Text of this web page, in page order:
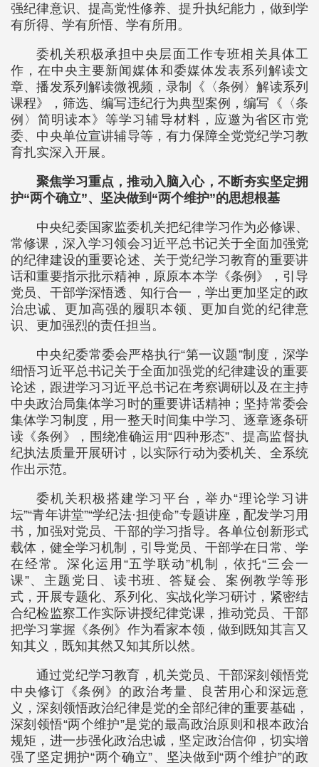
强纪律意识、提高党性修养、提升执纪能力，做到学
有所得、学有所悟、学有所用。
委机关积极承担中央层面工作专班相关具体工
作，在中央主要新闻媒体和委媒体发表系列解读文
章、播发系列解读微视频，录制《〈条例〉解读系列
课程》，筛选、编写违纪行为典型案例，编写《〈条
例〉简明读本》等学习辅导材料，应邀为省区市党
委、中央单位宣讲辅导等，有力保障全党党纪学习教
育扎实深入开展。
聚焦学习重点，推动入脑入心，不断夯实坚定拥
护“两个确立”、坚决做到“两个维护”的思想根基
中央纪委国家监委机关把纪律学习作为必修课、
常修课，深入学习领会习近平总书记关于全面加强党
的纪律建设的重要论述、关于党纪学习教育的重要讲
话和重要指示批示精神，原原本本学《条例》，引导
党员、干部学深悟透、知行合一，学出更加坚定的政
治忠诚、更加高强的履职本领、更加自觉的纪律意
识、更加强烈的责任担当。
中央纪委常委会严格执行“第一议题”制度，深学
细悟习近平总书记关于全面加强党的纪律建设的重要
论述，跟进学习习近平总书记在考察调研以及在主持
中央政治局集体学习时的重要讲话精神；坚持常委会
集体学习制度，用一整天时间集中学习、逐章逐条研
读《条例》，围绕准确运用“四种形态”、提高监督执
纪执法质量开展研讨，以实际行动为委机关、全系统
作出示范。
委机关积极搭建学习平台，举办“理论学习讲
坛”“青年讲堂”“学纪法·担使命”专题讲座，配发学习用
书，加强对党员、干部的学习指导。各单位创新形式
载体，健全学习机制，引导党员、干部学在日常、学
在经常。深化运用“五学联动”机制，依托“三会一
课”、主题党日、读书班、答疑会、案例教学等形
式，开展专题化、系列化、实战化学习研讨，紧密结
合纪检监察工作实际讲授纪律党课，推动党员、干部
把学习掌握《条例》作为看家本领，做到既知其言又
知其义，既知其然又知其所以然。
通过党纪学习教育，机关党员、干部深刻领悟党
中央修订《条例》的政治考量、良苦用心和深远意
义，深刻领悟政治纪律是党的全部纪律的重要基础，
深刻领悟“两个维护”是党的最高政治原则和根本政治
规矩，进一步强化政治忠诚，坚定政治信仰，切实增
强了坚定拥护“两个确立”、坚决做到“两个维护”的政